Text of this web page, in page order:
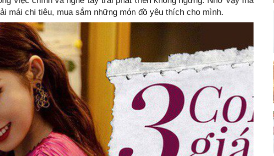
mái chi tiêu, mua sắm những món đồ yêu thích cho mình.